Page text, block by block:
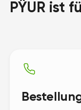
PŸUR ist